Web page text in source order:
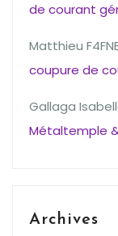
de courant
Matthieu
coupure de
Gallaga
Métaltemple
Archives